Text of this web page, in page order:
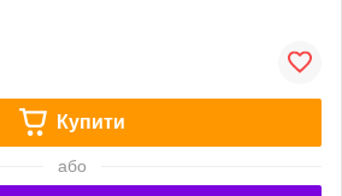
Купити
або